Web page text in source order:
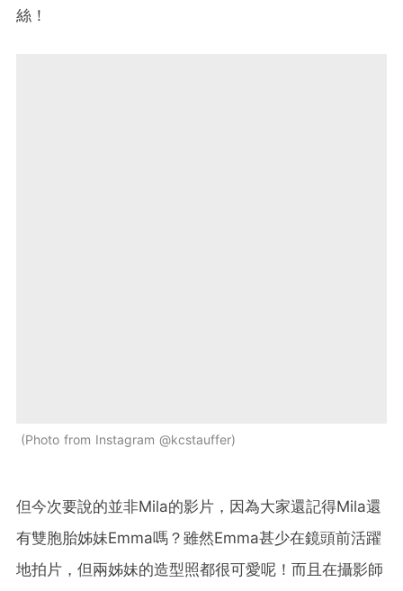
絲！
Photo from Instagram @kcstauffer
但今次要說的並非Mila的影片，因為大家還記得Mila還
有雙胞胎姊妹Emma嗎？雖然Emma甚少在鏡頭前活躍
地拍片，但兩姊妹的造型照都很可愛呢！而且在攝影師